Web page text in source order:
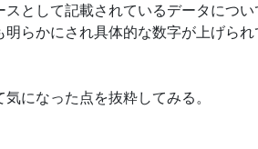
として記載されているデータについ
らかにされ具体的な数字が上げられ
になった点を抜粋してみる。